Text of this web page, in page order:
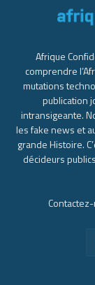
Afrique
comprendre
mutations
publication
intransigeante.
les fake news et
grande Histoire.
décideurs